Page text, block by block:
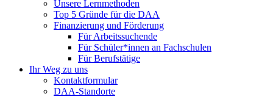
Unsere Lernmethoden
Top 5 Gründe für die DAA
Finanzierung und Förderung
Für Arbeitssuchende
Für Schüler*innen an Fachschulen
Für Berufstätige
Ihr Weg zu uns
Kontaktformular
DAA-Standorte